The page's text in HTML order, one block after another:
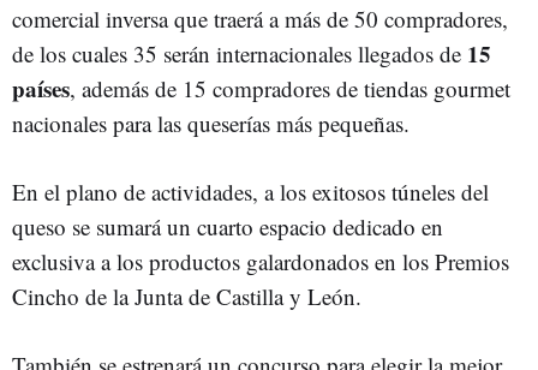
comercial inversa que traerá a más de 50 compradores,
de los cuales 35 serán internacionales llegados de 15
países, además de 15 compradores de tiendas gourmet
nacionales para las queserías más pequeñas.
En el plano de actividades, a los exitosos túneles del
queso se sumará un cuarto espacio dedicado en
exclusiva a los productos galardonados en los Premios
Cincho de la Junta de Castilla y León.